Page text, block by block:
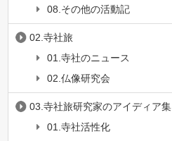
08.その他の活動記
02.寺社旅
01.寺社のニュース
02.仏像研究会
03.寺社旅研究家のアイディア集
01.寺社活性化